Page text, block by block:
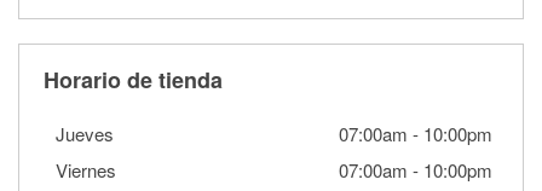
Horario de tienda
Jueves 07:00am - 10:00pm
Viernes
07:00am - 10:00pm